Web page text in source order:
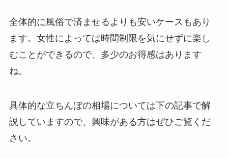
全体的に風俗で済ませるよりも安いケースもあり
ます。女性によっては時間制限を気にせずに楽し
むことができるので、多少のお得感はあります
ね。
具体的な立ちんぼの相場については下の記事で解
説していますので、興味がある方はぜひご覧くだ
さい。